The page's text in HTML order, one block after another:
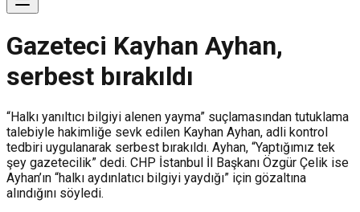
Gazeteci Kayhan Ayhan,
serbest bırakıldı
“Halkı yanıltıcı bilgiyi alenen yayma” suçlamasından tutuklama
talebiyle hakimliğe sevk edilen Kayhan Ayhan, adli kontrol
tedbiri uygulanarak serbest bırakıldı. Ayhan, “Yaptığımız tek
şey gazetecilik” dedi. CHP İstanbul İl Başkanı Özgür Çelik ise
Ayhan’ın “halkı aydınlatıcı bilgiyi yaydığı” için gözaltına
alındığını söyledi.